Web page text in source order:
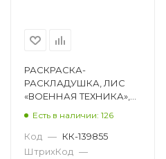
РАСКРАСКА-
РАСКЛАДУШКА, ЛИС
«ВОЕННАЯ ТЕХНИКА»,
Есть в наличии: 126
Код — КК-139855
ШтрихКод —